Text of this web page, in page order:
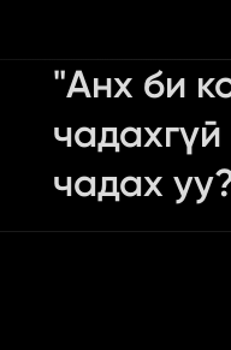
"Анх би
чадах